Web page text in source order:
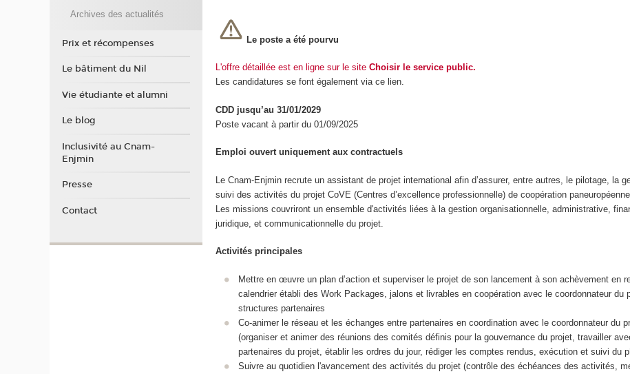
Le poste a été pourvu
L'offre détaillée est en ligne sur le siteChoisir le service public.
Les candidatures se font également via ce lien.
CDD jusqu’au 31/01/2029
Poste vacant à partir du 01/09/2025
Emploi ouvert uniquement aux contractuels
Le Cnam-Enjmin recrute un assistant de projet international afin d’assurer, entre autres, le pilotage, la
suivi des activités du projet CoVE (Centres d’excellence professionnelle) de coopération
Les missions couvriront un ensemble d'activités liées à la gestion organisationnelle, administrative,
juridique, et communicationnelle du projet.
Activités principales
Mettre en œuvre un plan d’action et superviser le projet de son lancement à son achèvement en
calendrier établi des Work Packages, jalons et livrables en coopération avec le coordonnateur du
structures partenaires
Co-animer le réseau et les échanges entre partenaires en coordination avec le coordonnateur du
(organiser et animer des réunions des comités définis pour la gouvernance du projet, travailler
partenaires du projet, établir les ordres du jour, rédiger les comptes rendus, exécution et suivi du
Suivre au quotidien l'avancement des activités du projet (contrôle des échéances des activités,
Archives des actualités
Prix et récompenses
Le bâtiment du Nil
Vie étudiante et alumni
Le blog
Inclusivité au Cnam-
Enjmin
Presse
Contact